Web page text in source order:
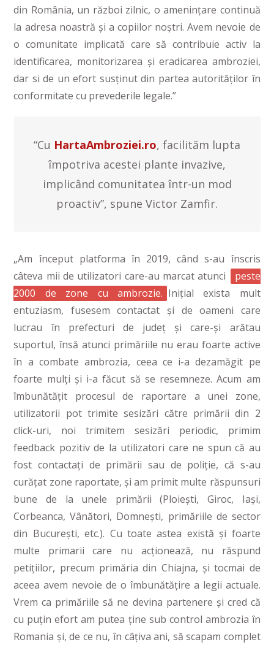
din România, un război zilnic, o amenințare continuă
la adresa noastră și a copiilor noștri. Avem nevoie de
o comunitate implicată care să contribuie activ la
identificarea, monitorizarea și eradicarea ambroziei,
dar si de un efort susținut din partea autorităților în
conformitate cu prevederile legale.”
“Cu HartaAmbroziei.ro, facilităm lupta
împotriva acestei plante invazive,
implicând comunitatea într-un mod
proactiv”, spune Victor Zamfir.
„Am început platforma în 2019, când s-au înscris
câteva mii de utilizatori care-au marcat atunci
peste
2000 de zone cu ambrozie. Inițial exista mult
entuziasm, fusesem contactat și de oameni care
lucrau în prefecturi de județ și care-și arătau
suportul, însă atunci primăriile nu erau foarte active
în a combate ambrozia, ceea ce i-a dezamăgit pe
foarte mulți și i-a făcut să se resemneze. Acum am
îmbunătățit procesul de raportare a unei zone,
utilizatorii pot trimite sesizări către primării din 2
click-uri, noi trimitem sesizări periodic, primim
feedback pozitiv de la utilizatori care ne spun că au
fost contactați de primării sau de poliție, că s-au
curățat zone raportate, și am primit multe răspunsuri
bune de la unele primării (Ploiești, Giroc, Iași,
Corbeanca, Vânători, Domnești, primăriile de sector
din București, etc.). Cu toate astea există și foarte
multe primarii care nu acționează, nu răspund
petițiilor, precum primăria din Chiajna, și tocmai de
aceea avem nevoie de o îmbunătățire a legii actuale.
Vrem ca primăriile să ne devina partenere și cred că
cu puțin efort am putea ține sub control ambrozia în
Romania și, de ce nu, în câțiva ani, să scapam complet